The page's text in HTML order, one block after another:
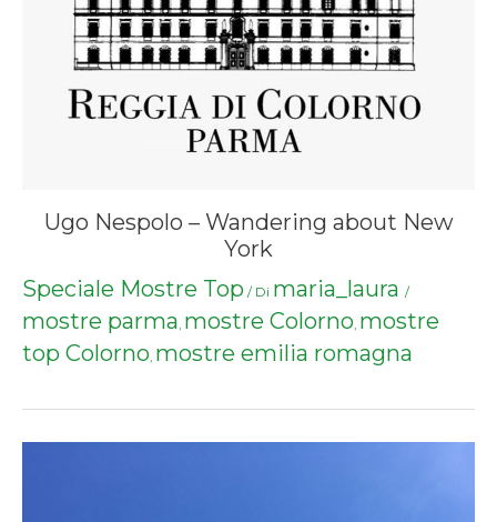
Ugo Nespolo – Wandering about New
York
Speciale Mostre Top / Di maria_laura /
mostre parma, mostre Colorno, mostre
top Colorno, mostre emilia romagna